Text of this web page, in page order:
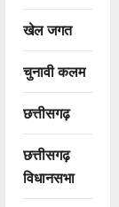
खेल जगत
चुनावी कलम
छत्तीसगढ़
छत्तीसगढ़
विधानसभा